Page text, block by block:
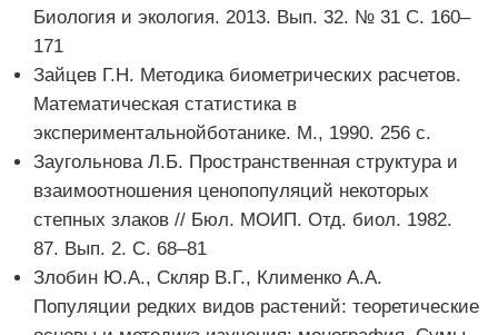
Биология и экология. 2013. Вып. 32. № 31 С. 160–
171
Зайцев Г.Н. Методика биометрических расчетов.
Математическая статистика в
экспериментальнойботанике. М., 1990. 256 с.
Заугольнова Л.Б. Пространственная структура и
взаимоотношения ценопопуляций некоторых
степных злаков // Бюл. МОИП. Отд. биол. 1982.
87. Вып. 2. С. 68–81
Злобин Ю.А., Скляр В.Г., Клименко А.А.
Популяции редких видов растений: теоретические